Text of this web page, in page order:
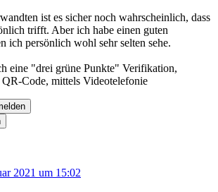
ist es sicher noch wahrscheinlich, dass
trifft. Aber ich habe einen guten
ich persönlich wohl sehr selten sehe.
eine "drei grüne Punkte" Verifikation,
Code, mittels Videotelefonie
2021 um 15:02